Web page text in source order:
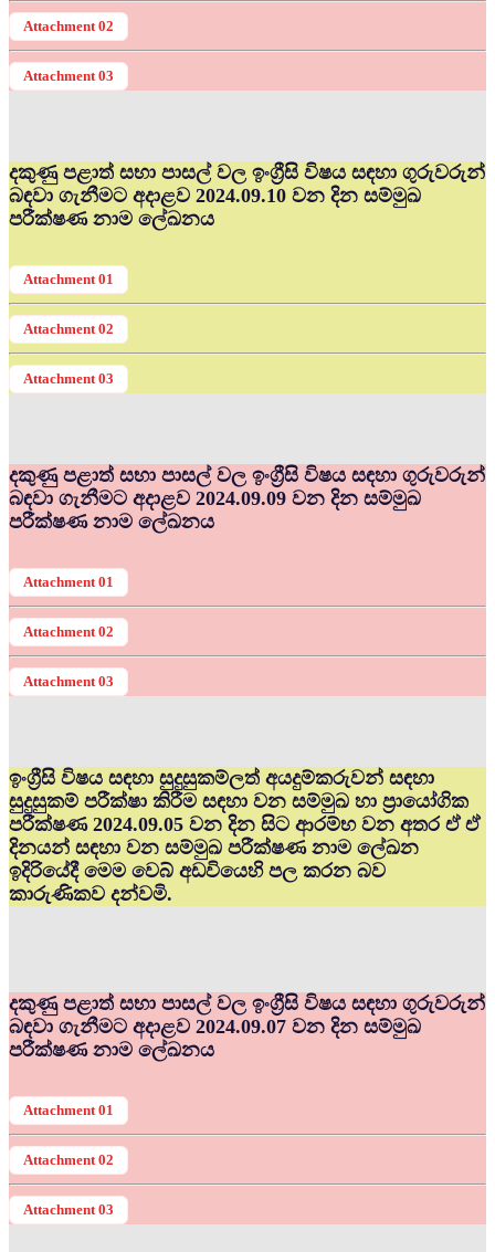
Attachment 02
Attachment 03
දකුණු පළාත් සභා පාසල් වල ඉංග්‍රීසි විෂය සඳහා ගුරුවරුන්
බඳවා ගැනීමට අදාළව 2024.09.10 වන දින සම්මුඛ
පරීක්ෂණ නාම ලේඛනය
Attachment 01
Attachment 02
Attachment 03
දකුණු පළාත් සභා පාසල් වල ඉංග්‍රීසි විෂය සඳහා ගුරුවරුන්
බඳවා ගැනීමට අදාළව 2024.09.09 වන දින සම්මුඛ
පරීක්ෂණ නාම ලේඛනය
Attachment 01
Attachment 02
Attachment 03
ඉංග්‍රීසි විෂය සඳහා සුදුසුකම්ලත් අයදුම්කරුවන් සඳහා
සුදුසුකම් පරීක්ෂා කිරීම සඳහා වන සම්මුඛ හා ප්‍රායෝගික
පරීක්ෂණ 2024.09.05 වන දින සිට ආරම්භ වන අතර ඒ ඒ
දිනයන් සඳහා වන සම්මුඛ පරීක්ෂණ නාම ලේඛන
ඉදිරියේදී මෙම වෙබ් අඩවියෙහි පල කරන බව
කාරුණිකව දන්වමි.
දකුණු පළාත් සභා පාසල් වල ඉංග්‍රීසි විෂය සඳහා ගුරුවරුන්
බඳවා ගැනීමට අදාළව 2024.09.07 වන දින සම්මුඛ
පරීක්ෂණ නාම ලේඛනය
Attachment 01
Attachment 02
Attachment 03